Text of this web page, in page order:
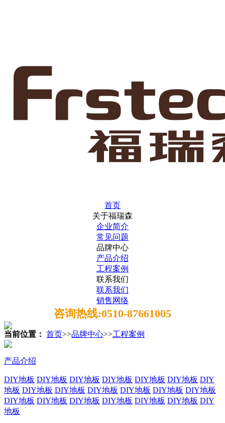
首页
关于福瑞森
企业简介
常见问题
品牌中心
产品介绍
工程案例
联系我们
联系我们
销售网络
咨询热线:0510-87661005
当前位置： 首页>>品牌中心>>工程案例
产品介绍
DIY地板 DIY地板 DIY地板 DIY地板 DIY地板 DIY地板 DIY
地板 DIY地板 DIY地板 DIY地板 DIY地板 DIY地板 DIY地板
DIY地板 DIY地板 DIY地板 DIY地板 DIY地板 DIY地板 DIY
地板